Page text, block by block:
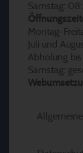
Samstag:
Montag-
Juli und
Abholung
Samstag: